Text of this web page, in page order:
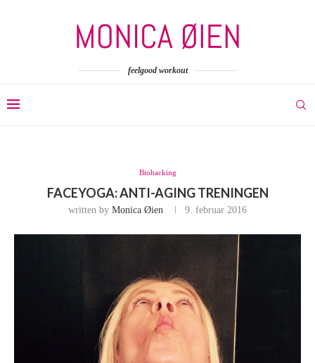
feelgood workout
Biohacking
FACEYOGA: ANTI-AGING TRENINGEN
written by Monica Øien 9. februar 2016